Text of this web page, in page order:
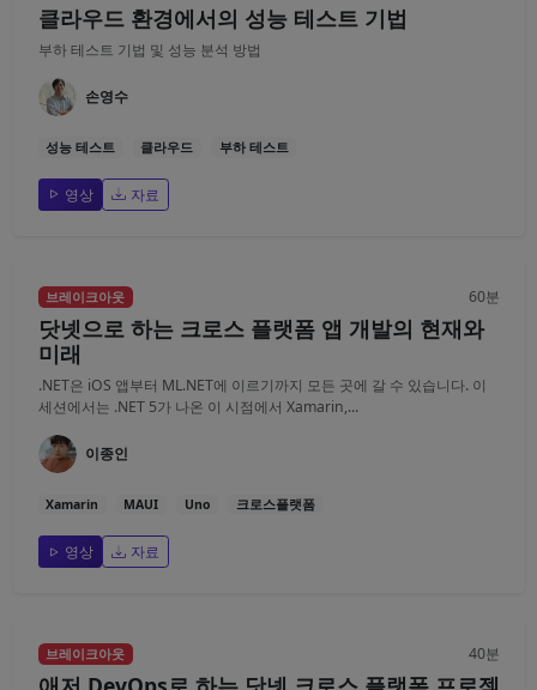
클라우드 환경에서의 성능 테스트 기법
부하 테스트 기법 및 성능 분석 방법
손영수
성능 테스트 클라우드 부하 테스트
영상 자료
브레이크아웃 60분
닷넷으로 하는 크로스 플랫폼 앱 개발의 현재와
미래
.NET은 iOS 앱부터 ML.NET에 이르기까지 모든 곳에 갈 수 있습니다. 이
세션에서는 .NET 5가 나온 이 시점에서 Xamarin,...
이종인
Xamarin MAUI Uno 크로스플랫폼
영상 자료
브레이크아웃 40분